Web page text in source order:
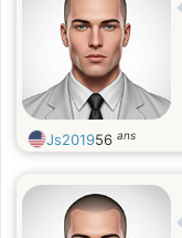
Js201956 ans